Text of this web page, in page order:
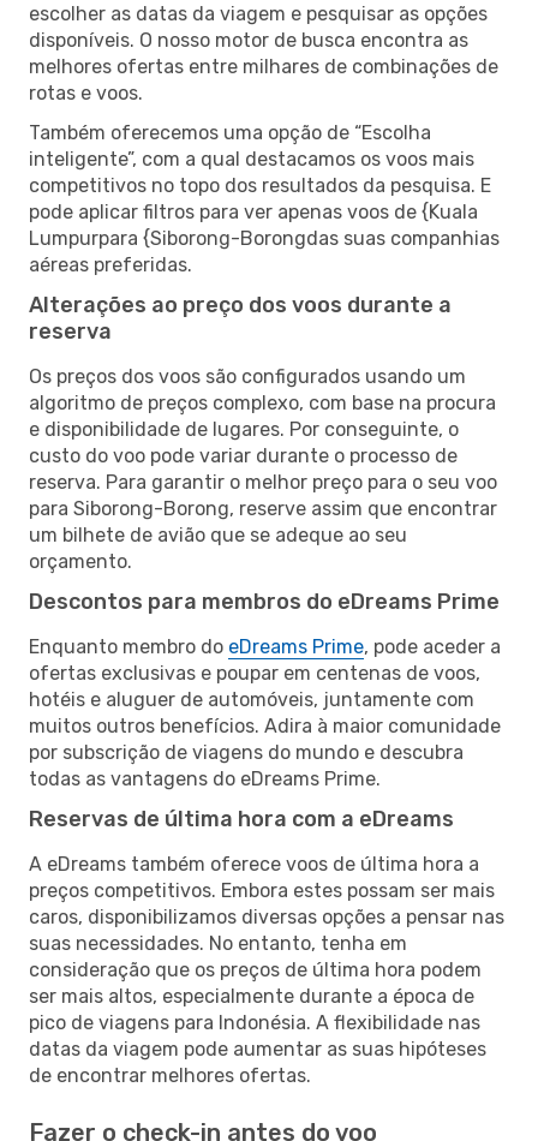
escolher as datas da viagem e pesquisar as opções
disponíveis. O nosso motor de busca encontra as
melhores ofertas entre milhares de combinações de
rotas e voos.
Também oferecemos uma opção de “Escolha
inteligente”, com a qual destacamos os voos mais
competitivos no topo dos resultados da pesquisa. E
pode aplicar filtros para ver apenas voos de {Kuala
Lumpurpara {Siborong-Borongdas suas companhias
aéreas preferidas.
Alterações ao preço dos voos durante a
reserva
Os preços dos voos são configurados usando um
algoritmo de preços complexo, com base na procura
e disponibilidade de lugares. Por conseguinte, o
custo do voo pode variar durante o processo de
reserva. Para garantir o melhor preço para o seu voo
para Siborong-Borong, reserve assim que encontrar
um bilhete de avião que se adeque ao seu
orçamento.
Descontos para membros do eDreams Prime
Enquanto membro do eDreams Prime, pode aceder a
ofertas exclusivas e poupar em centenas de voos,
hotéis e aluguer de automóveis, juntamente com
muitos outros benefícios. Adira à maior comunidade
por subscrição de viagens do mundo e descubra
todas as vantagens do eDreams Prime.
Reservas de última hora com a eDreams
A eDreams também oferece voos de última hora a
preços competitivos. Embora estes possam ser mais
caros, disponibilizamos diversas opções a pensar nas
suas necessidades. No entanto, tenha em
consideração que os preços de última hora podem
ser mais altos, especialmente durante a época de
pico de viagens para Indonésia. A flexibilidade nas
datas da viagem pode aumentar as suas hipóteses
de encontrar melhores ofertas.
Fazer o check-in antes do voo